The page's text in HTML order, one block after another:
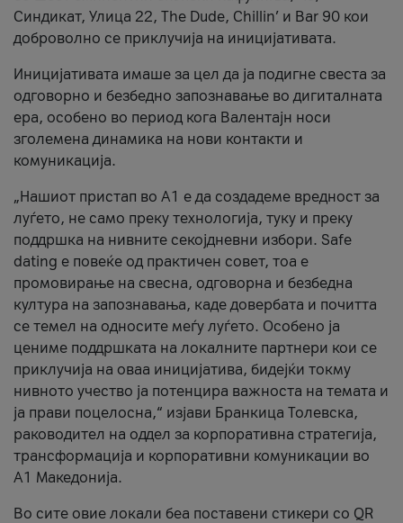
Синдикат, Улица 22, The Dude, Chillin’ и Bar 90 кои
доброволно се приклучија на иницијативата.
Иницијативата имаше за цел да ја подигне свеста за
одговорно и безбедно запознавање во дигиталната
ера, особено во период кога Валентајн носи
зголемена динамика на нови контакти и
комуникација.
„Нашиот пристап во А1 е да создадеме вредност за
луѓето, не само преку технологија, туку и преку
поддршка на нивните секојдневни избори. Safe
dating е повеќе од практичен совет, тоа е
промовирање на свесна, одговорна и безбедна
култура на запознавања, каде довербата и почитта
се темел на односите меѓу луѓето. Особено ја
цениме поддршката на локалните партнери кои се
приклучија на оваа иницијатива, бидејќи токму
нивното учество ја потенцира важноста на темата и
ја прави поцелосна,“ изјави Бранкица Толевска,
раководител на оддел за корпоративна стратегија,
трансформација и корпоративни комуникации во
А1 Македонија.
Во сите овие локали беа поставени стикери со QR